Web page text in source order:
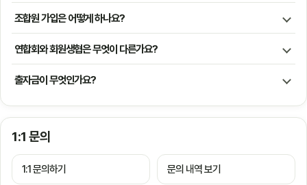
조합원 가입은 어떻게 하나요?
연합회와 회원생협은 무엇이 다른가요?
출자금이 무엇인가요?
1:1 문의
1:1 문의하기 문의 내역 보기